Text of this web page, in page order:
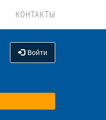
КОНТАКТЫ
Войти